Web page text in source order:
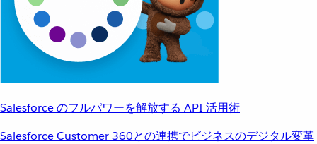
Salesforce のフルパワーを解放する API 活用術
Salesforce Customer 360との連携でビジネスのデジタル変革